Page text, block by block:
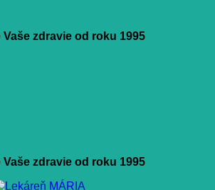
Vaše zdravie od roku 1995
Vaše zdravie od roku 1995